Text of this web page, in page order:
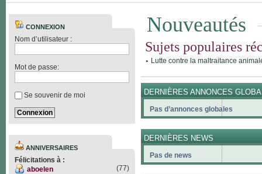
CONNEXION
Nom d’utilisateur :
Mot de passe:
Se souvenir de moi
ANNIVERSAIRES
Félicitations à :
aboelen
(77)
Nouveautés
Sujets populaires
Lutte contre la maltraitance
DERNIÈRES ANNONCES
Pas d’annonces globales
DERNIÈRES NEWS
Pas de news